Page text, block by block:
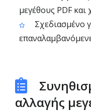
μεγέθους PDF και
Σχεδιασμένο
αλλαγής